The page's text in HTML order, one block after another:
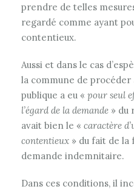
prendre de telles
regardé comme ayant
contentieux.
Aussi et dans le cas
la commune de procéder
publique a eu « pour seul
l’égard de la demande » du
avait bien le « caractère
contentieux » du fait de la
demande indemnitaire.
Dans ces conditions, il